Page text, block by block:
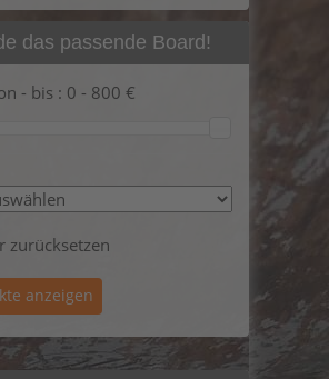
das passende Board!
- bis : 0 - 800 €
zurücksetzen